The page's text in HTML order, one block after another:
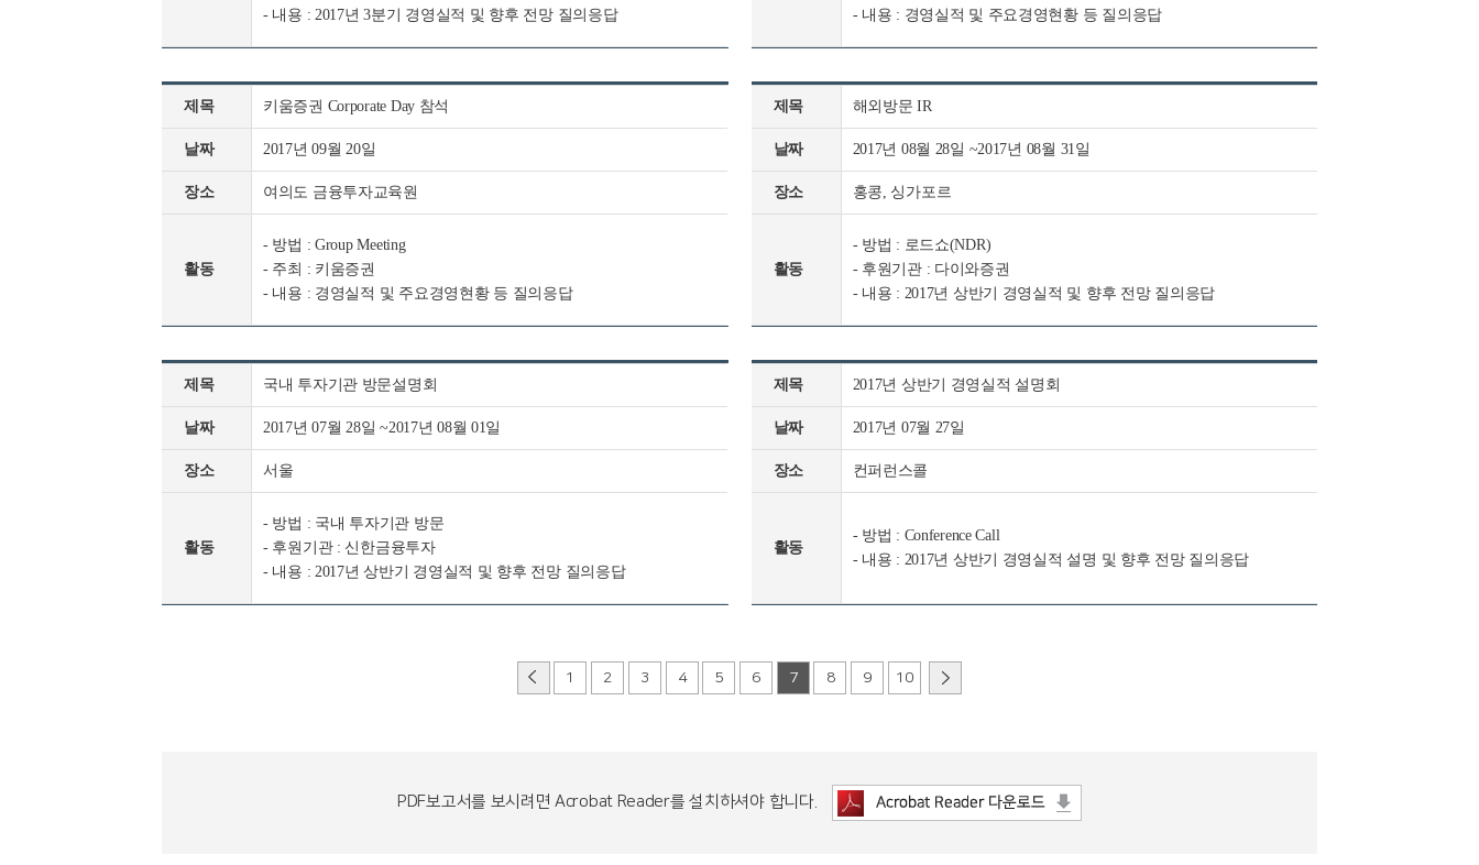
- 내용 : 2017년 3분기 경영실적 및 향후 전망 질의응답
- 내용 : 경영실적 및 주요경영현황 등 질의응답
제목 키움증권 Corporate Day 참석
날짜 2017년 09월 20일
장소 여의도 금융투자교육원
활동
- 방법 : Group Meeting
- 주최 : 키움증권
- 내용 : 경영실적 및 주요경영현황 등 질의응답
제목 해외방문 IR
날짜 2017년 08월 28일 ~2017년 08월 31일
장소 홍콩, 싱가포르
활동
- 방법 : 로드쇼(NDR)
- 후원기관 : 다이와증권
- 내용 : 2017년 상반기 경영실적 및 향후 전망 질의응답
제목 국내 투자기관 방문설명회
날짜 2017년 07월 28일 ~2017년 08월 01일
장소 서울
활동
- 방법 : 국내 투자기관 방문
- 후원기관 : 신한금융투자
- 내용 : 2017년 상반기 경영실적 및 향후 전망 질의응답
제목 2017년 상반기 경영실적 설명회
날짜 2017년 07월 27일
장소 컨퍼런스콜
활동
- 방법 : Conference Call
- 내용 : 2017년 상반기 경영실적 설명 및 향후 전망 질의응답
1 2 3 4 5 6 7 8 9 10
PDF보고서를 보시려면 Acrobat Reader를 설치하셔야 합니다.